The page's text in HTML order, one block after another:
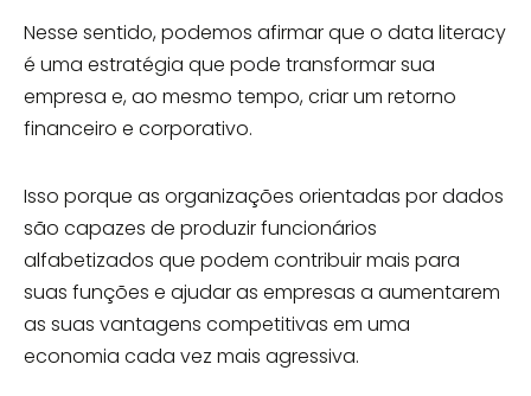
Nesse sentido, podemos afirmar que o data literacy
é uma estratégia que pode transformar sua
empresa e, ao mesmo tempo, criar um retorno
financeiro e corporativo.
Isso porque as organizações orientadas por dados
são capazes de produzir funcionários
alfabetizados que podem contribuir mais para
suas funções e ajudar as empresas a aumentarem
as suas vantagens competitivas em uma
economia cada vez mais agressiva.